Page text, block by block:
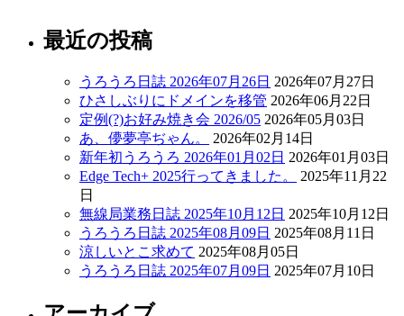
最近の投稿
うろうろ日誌 2026年07月26日 2026年07月27日
ひさしぶりにドメインを移管 2026年06月22日
定例(?)お好み焼き会 2026/05 2026年05月03日
あ、儚夢亭ぢゃん。
2026年02月14日
新年初うろうろ 2026年01月02日 2026年01月03日
Edge Tech+ 2025行ってきました。
2025年11月22
日
無線局業務日誌 2025年10月12日 2025年10月12日
うろうろ日誌 2025年08月09日 2025年08月11日
涼しいとこ求めて 2025年08月05日
うろうろ日誌 2025年07月09日 2025年07月10日